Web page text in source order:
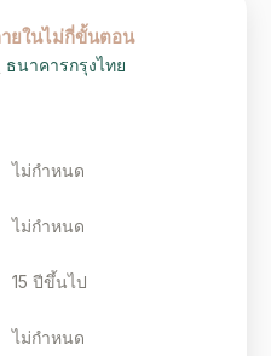
ยในไม่กี่ขั้นตอน
ธนาคารกรุงไทย
ไม่กำหนด
ไม่กำหนด
15 ปีขึ้นไป
ไม่กำหนด